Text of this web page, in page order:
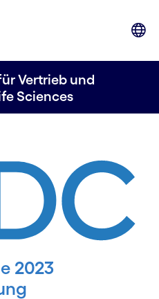
Vertrieb und
Sciences
2023